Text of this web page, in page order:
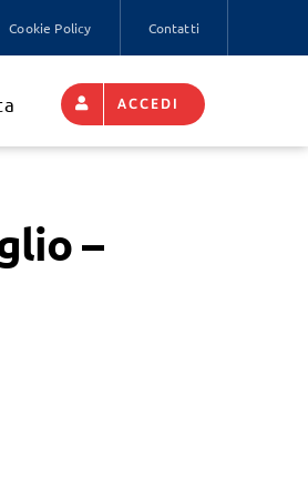
Cookie Policy Contatti
ACCEDI
–